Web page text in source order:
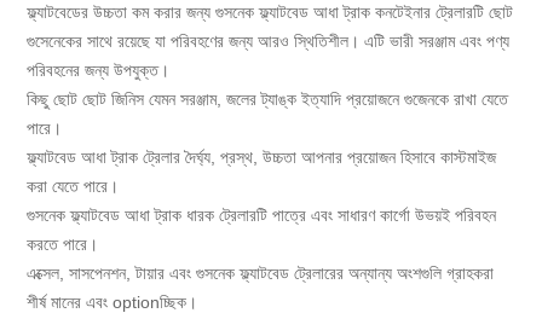
ফ্ল্যাটবেডের উচ্চতা কম করার জন্য গুসনেক ফ্ল্যাটবেড আধা ট্রাক কনটেইনার ট্রেলারটি ছোট
গুসেনেকের সাথে রয়েছে যা পরিবহণের জন্য আরও স্থিতিশীল। এটি ভারী সরঞ্জাম এবং পণ্য
পরিবহনের জন্য উপযুক্ত।
কিছু ছোট ছোট জিনিস যেমন সরঞ্জাম, জলের ট্যাঙ্ক ইত্যাদি প্রয়োজনে গুজেনকে রাখা যেতে
পারে।
ফ্ল্যাটবেড আধা ট্রাক ট্রেলার দৈর্ঘ্য, প্রস্থ, উচ্চতা আপনার প্রয়োজন হিসাবে কাস্টমাইজ
করা যেতে পারে।
গুসনেক ফ্ল্যাটবেড আধা ট্রাক ধারক ট্রেলারটি পাত্রে এবং সাধারণ কার্গো উভয়ই পরিবহন
করতে পারে।
এক্সেল, সাসপেনশন, টায়ার এবং গুসনেক ফ্ল্যাটবেড ট্রেলারের অন্যান্য অংশগুলি গ্রাহকরা
শীর্ষ মানের এবং optionচ্ছিক।